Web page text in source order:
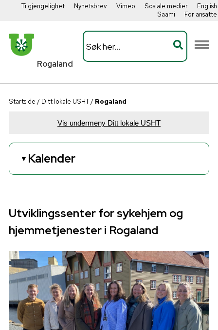
Tilgjengelighet Nyhetsbrev Vimeo Sosiale medier
English
Saami
For ansatte
Rogaland
Startside / Ditt lokale USHT/ Rogaland
Vis undermeny Ditt lokale USHT
Utviklingssenter for sykehjem og
hjemmetjenester i Rogaland
▼ Kalender